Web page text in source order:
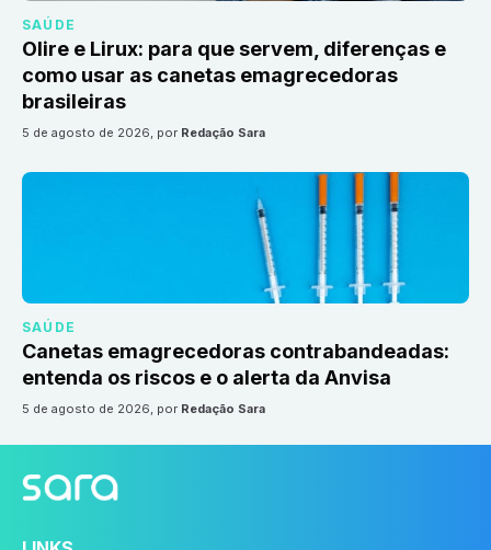
SAÚDE
Olire e Lirux: para que servem, diferenças e
como usar as canetas emagrecedoras
brasileiras
5 de agosto de 2026, por Redação Sara
SAÚDE
Canetas emagrecedoras contrabandeadas:
entenda os riscos e o alerta da Anvisa
5 de agosto de 2026, por Redação Sara